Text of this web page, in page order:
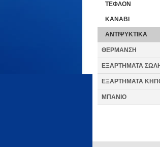
ΤΕΦΛΟΝ
ΚΑΝΑΒΙ
ΑΝΤΙΨΥΚΤΙΚΑ
ΘΕΡΜΑΝΣΗ
ΕΞΑΡΤΗΜΑΤΑ
ΕΞΑΡΤΗΜΑΤΑ
ΜΠΑΝΙΟ